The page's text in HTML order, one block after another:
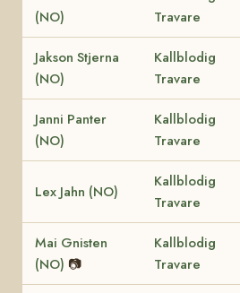
(NO)
Travare
Jakson Stjerna
(NO)
Kallblodig
Travare
Janni Panter
(NO)
Kallblodig
Travare
Lex Jahn (NO)
Kallblodig
Travare
Mai Gnisten
(NO) 📷
Kallblodig
Travare